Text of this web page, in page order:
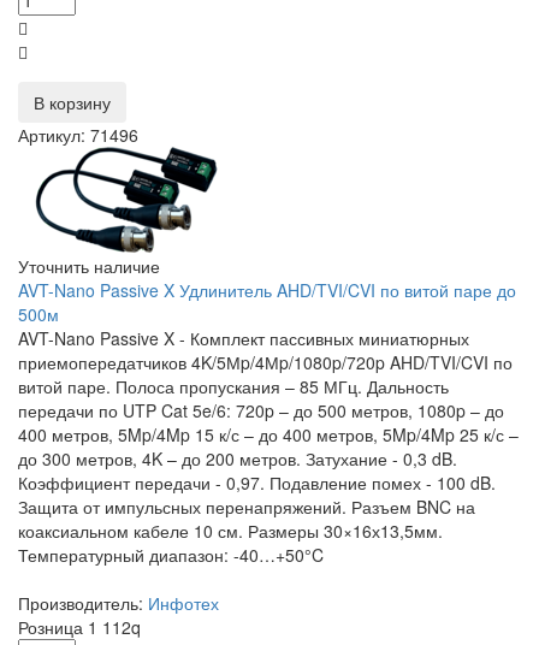
В корзину
Артикул: 71496
Уточнить наличие
AVT-Nano Passive X Удлинитель AHD/TVI/CVI по витой паре до
500м
AVT-Nano Passive X - Комплект пассивных миниатюрных
приемопередатчиков 4K/5Мp/4Мp/1080p/720p AHD/TVI/CVI по
витой паре. Полоса пропускания – 85 МГц. Дальность
передачи по UTP Cat 5e/6: 720p – до 500 метров, 1080p – до
400 метров, 5Mp/4Mp 15 к/с – до 400 метров, 5Mp/4Mp 25 к/с –
до 300 метров, 4K – до 200 метров. Затухание - 0,3 dB.
Коэффициент передачи - 0,97. Подавление помех - 100 dB.
Защита от импульсных перенапряжений. Разъем BNC на
коаксиальном кабеле 10 см. Размеры 30×16х13,5мм.
Температурный диапазон: -40…+50°C
Производитель: Инфотех
Розница 1 112q